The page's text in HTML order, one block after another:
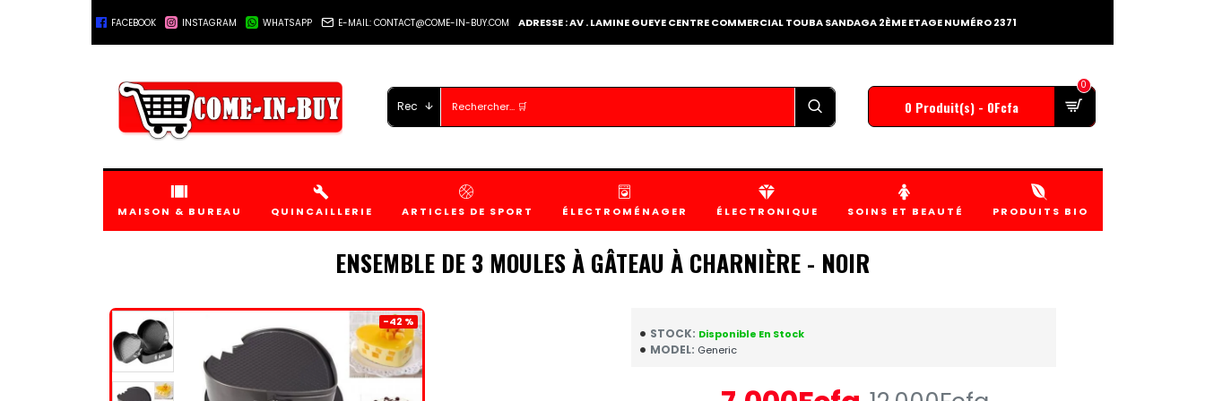
FACEBOOK INSTAGRAM WHATSAPP E-MAIL: CONTACT@COME-IN-BUY.COM ADRESSE : AV . LAMINE GUEYE CENTRE COMMERCIAL TOUBA SANDAGA 2ÈME ETAGE NUMÉRO 2371
Rec 0 Produit(s) - 0Fcfa
0
MAISON & BUREAU QUINCAILLERIE ARTICLES DE SPORT ÉLECTROMÉNAGER ÉLECTRONIQUE SOINS ET BEAUTÉ PRODUITS BIO
ENSEMBLE DE 3 MOULES À GÂTEAU À CHARNIÈRE - NOIR
-42 %
STOCK: Disponible En Stock
MODEL: Generic